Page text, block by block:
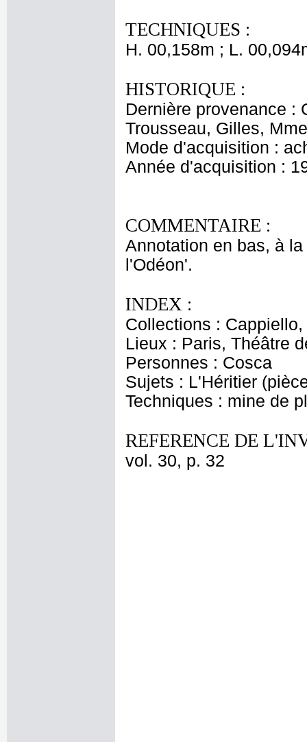
TECHNIQUES :
H. 00,158m ; L.
HISTORIQUE :
Dernière provenance :
Trousseau, Gilles,
Mode d'acquisition :
Année d'acquisition :
COMMENTAIRE :
Annotation en bas, à
l'Odéon'.
INDEX :
Collections :
Lieux : Paris, Théâtre
Personnes : Cosca
Sujets : L'Héritier
Techniques : mine de
REFERENCE DE
vol. 30, p. 32